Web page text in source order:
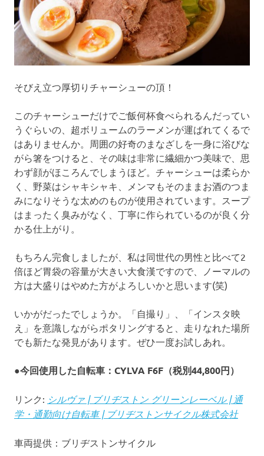
そびえ立つ厚切りチャーシューの頂！
このチャーシューだけでご飯何杯食べられるんだってい
うぐらいの、超ボリュームのラーメンが運ばれてくるで
はありませんか。周囲の好奇のまなざしを一身に浴びな
がら箸をつけると、その味は非常に繊細かつ美味で、思
わず顔がほころんでしまうほど。チャーシューは柔らか
く、野菜はシャキシャキ、メンマもそのままお酒のつま
みになりそうな太めのものが使用されています。スープ
はまったく臭みがなく、丁寧に作られているのが良く分
かる仕上がり。
もちろん完食しましたが、私は同世代の男性と比べて2
倍ほど胃袋の容量が大きい大食漢ですので、ノーマルの
方は大盛りはやめた方がよろしいかと思います(笑)
いかがだったでしょうか。「自撮り」、「インスタ映
え」を意識しながらポタリングすると、走りなれた場所
でも新たな発見があります。ぜひ一度お試しあれ。
●今回使用した自転車：CYLVA F6F（税別44,800円）
リンク: シルヴァ | ブリヂストン グリーンレーベル | 通
学・通勤向け自転車 | ブリヂストンサイクル株式会社
車両提供：ブリヂストンサイクル